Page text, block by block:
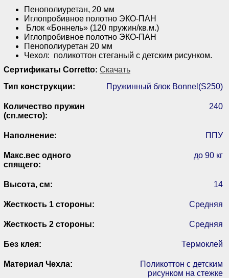
Пенополиуретан, 20 мм
Иглопробивное полотно ЭКО-ПАН
Блок «Боннель» (120 пружин/кв.м.)
Иглопробивное полотно ЭКО-ПАН
Пенополиуретан 20 мм
Чехол: поликоттон стеганый с детским рисунком.
Сертификаты Corretto: Скачать
Тип конструкции:
Пружинный блок Bonnel(S250)
Количество пружин
(сп.место):
240
Наполнение: ППУ
Макс.вес одного
спящего:
до 90 кг
Высота, см: 14
Жесткость 1 стороны: Средняя
Жесткость 2 стороны: Средняя
Без клея: Термоклей
Материал Чехла:
Поликоттон с детским
рисунком на стежке